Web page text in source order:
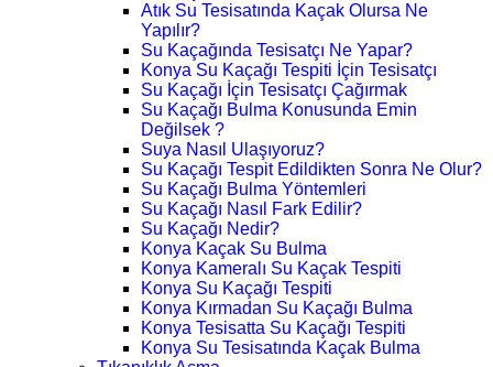
Atık Su Tesisatında Kaçak Olursa Ne
Yapılır?
Su Kaçağında Tesisatçı Ne Yapar?
Konya Su Kaçağı Tespiti İçin Tesisatçı
Su Kaçağı İçin Tesisatçı Çağırmak
Su Kaçağı Bulma Konusunda Emin
Değilsek ?
Suya Nasıl Ulaşıyoruz?
Su Kaçağı Tespit Edildikten Sonra Ne Olur?
Su Kaçağı Bulma Yöntemleri
Su Kaçağı Nasıl Fark Edilir?
Su Kaçağı Nedir?
Konya Kaçak Su Bulma
Konya Kameralı Su Kaçak Tespiti
Konya Su Kaçağı Tespiti
Konya Kırmadan Su Kaçağı Bulma
Konya Tesisatta Su Kaçağı Tespiti
Konya Su Tesisatında Kaçak Bulma